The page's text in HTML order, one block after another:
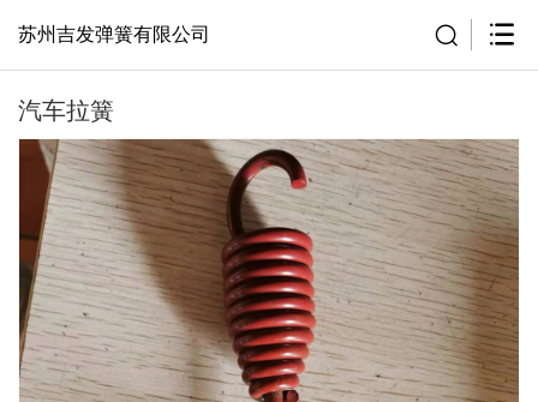
苏州吉发弹簧有限公司
汽车拉簧